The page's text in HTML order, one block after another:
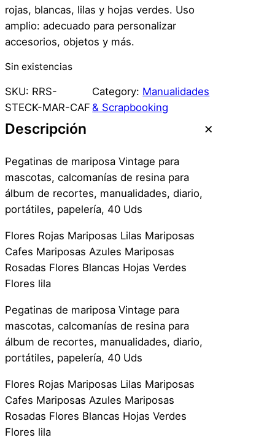
rojas, blancas, lilas y hojas verdes. Uso
amplio: adecuado para personalizar
accesorios, objetos y más.
Sin existencias
SKU: RRS-
STECK-MAR-CAF
Category: Manualidades
& Scrapbooking
Descripción
Pegatinas de mariposa Vintage para
mascotas, calcomanías de resina para
álbum de recortes, manualidades, diario,
portátiles, papelería, 40 Uds
Flores Rojas Mariposas Lilas Mariposas
Cafes Mariposas Azules Mariposas
Rosadas Flores Blancas Hojas Verdes
Flores lila
Pegatinas de mariposa Vintage para
mascotas, calcomanías de resina para
álbum de recortes, manualidades, diario,
portátiles, papelería, 40 Uds
Flores Rojas Mariposas Lilas Mariposas
Cafes Mariposas Azules Mariposas
Rosadas Flores Blancas Hojas Verdes
Flores lila